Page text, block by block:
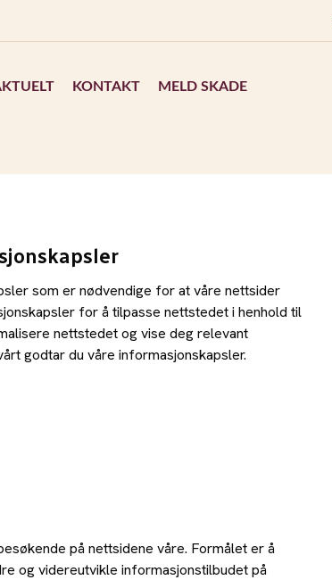
KONTAKT MELD SKADE
som er nødvendige for at våre nettsider
for å tilpasse nettstedet i henhold til
nettstedet og vise deg relevant
godtar du våre informasjonskapsler.
på nettsidene våre. Formålet er å
og videreutvikle informasjonstilbudet på